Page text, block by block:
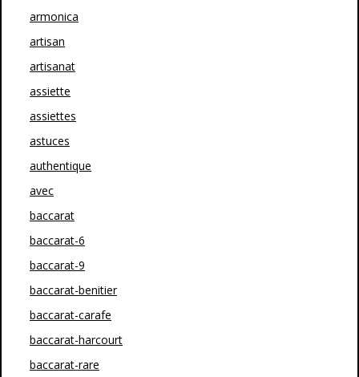
armonica
artisan
artisanat
assiette
assiettes
astuces
authentique
avec
baccarat
baccarat-6
baccarat-9
baccarat-benitier
baccarat-carafe
baccarat-harcourt
baccarat-rare